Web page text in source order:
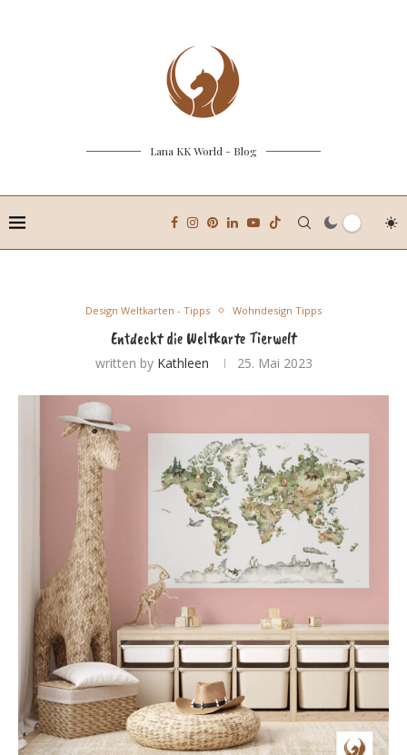
Lana KK World - Blog
Design Weltkarten - Tipps Wohndesign Tipps
Entdeckt die Weltkarte Tierwelt
written by Kathleen 25. Mai 2023